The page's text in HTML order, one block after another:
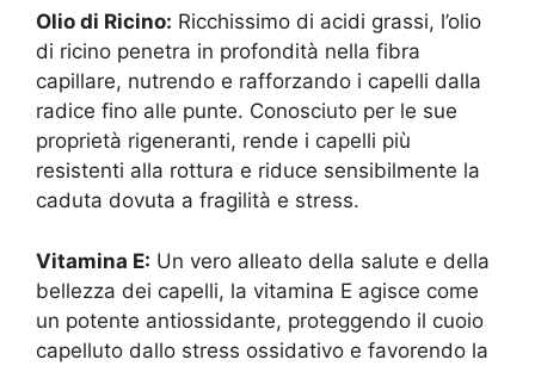
Olio di Ricino: Ricchissimo di acidi grassi, l’olio
di ricino penetra in profondità nella fibra
capillare, nutrendo e rafforzando i capelli dalla
radice fino alle punte. Conosciuto per le sue
proprietà rigeneranti, rende i capelli più
resistenti alla rottura e riduce sensibilmente la
caduta dovuta a fragilità e stress.
Vitamina E: Un vero alleato della salute e della
bellezza dei capelli, la vitamina E agisce come
un potente antiossidante, proteggendo il cuoio
capelluto dallo stress ossidativo e favorendo la